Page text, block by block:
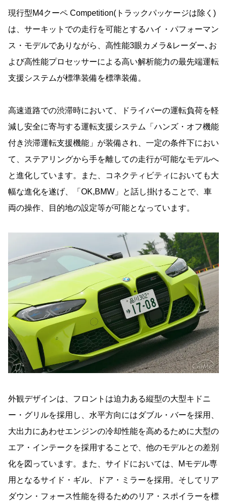
現行型M4クーペ Competition(トラックパッケージは除く)
は、サーキットでの走行を可能とするハイ・パフォーマン
ス・モデルでありながら、高性能3眼カメラ&レーダー､お
よび高性能プロセッサーによる高い解析能力の最先端運転
支援システムが標準装備を標準装備。
高速道路での渋滞時において、ドライバーの運転負荷を軽
減し安全に寄与する運転支援システム「ハンズ・オフ機能
付き渋滞運転支援機能」が装備され、一定の条件下におい
て、ステアリングから手を離しての走行が可能なモデルへ
と進化しています。また、コネクティビティにおいても大
幅な進化を遂げ、「OK,BMW」と話し掛けることで、車
両の操作、目的地の設定等が可能となっています。
外観デザインは、フロントは迫力ある縦型の大型キドニ
ー・グリルを採用し、水平方向にはダブル・バーを採用、
大出力にあわせエンジンの冷却性能を高めるために大型の
エア・インテークを採用することで、他のモデルとの差別
化を図っています。また、サイドにおいては、Mモデル専
用となるサイド・ギル、ドア・ミラーを採用。そしてリア
ダウン・フォース性能を得るためのリア・スポイラーを標